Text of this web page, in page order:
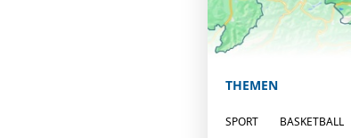
THEMEN
SPORT BASKETBALL